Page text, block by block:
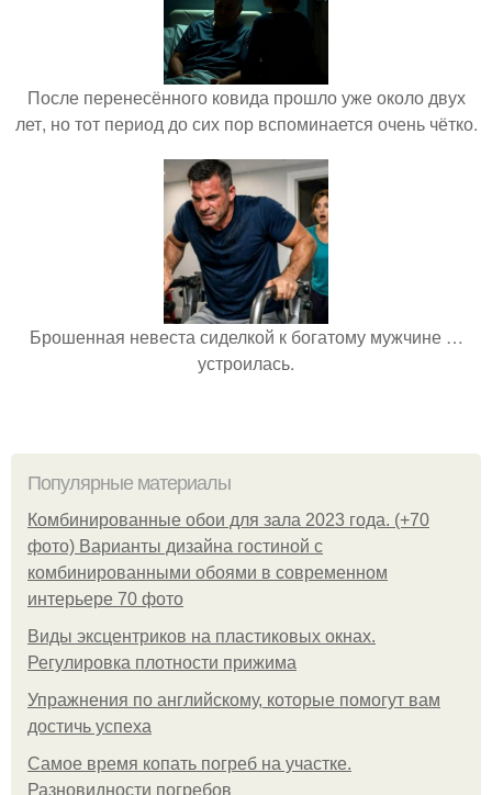
После перенесённого ковида прошло уже около двух
лет, но тот период до сих пор вспоминается очень чётко.
Брошенная невеста сиделкой к богатому мужчине …
устроилась.
Популярные материалы
Комбинированные обои для зала 2023 года. (+70
фото) Варианты дизайна гостиной с
комбинированными обоями в современном
интерьере 70 фото
Виды эксцентриков на пластиковых окнах.
Регулировка плотности прижима
Упражнения по английскому, которые помогут вам
достичь успеха
Самое время копать погреб на участке.
Разновидности погребов